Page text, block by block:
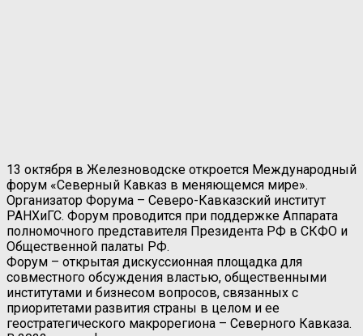
13 октября в Железноводске откроется Международный
форум «Северный Кавказ в меняющемся мире».
Организатор Форума – Северо-Кавказский институт
РАНХиГС. Форум проводится при поддержке Аппарата
полномочного представителя Президента РФ в СКФО и
Общественной палаты РФ.
Форум – открытая дискуссионная площадка для
совместного обсуждения властью, общественными
институтами и бизнесом вопросов, связанных с
приоритетами развития страны в целом и ее
геостратегического макрорегиона – Северного Кавказа.